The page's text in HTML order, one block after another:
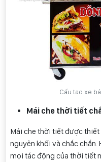
Cấu tạo xe
Mái che thời tiết
Mái che thời tiết được
nguyên khối và chắc
mọi tác động của thời tiết